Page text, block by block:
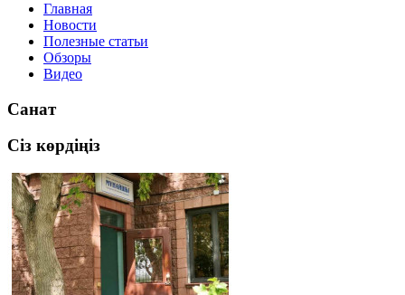
Главная
Новости
Полезные статьи
Обзоры
Видео
Санат
Сіз көрдіңіз